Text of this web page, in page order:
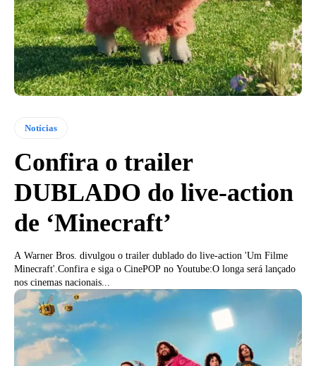
Notícias
Confira o trailer
DUBLADO do live-action
de ‘Minecraft’
A Warner Bros. divulgou o trailer dublado do live-action 'Um Filme
Minecraft'.Confira e siga o CinePOP no Youtube:O longa será lançado
nos cinemas nacionais...